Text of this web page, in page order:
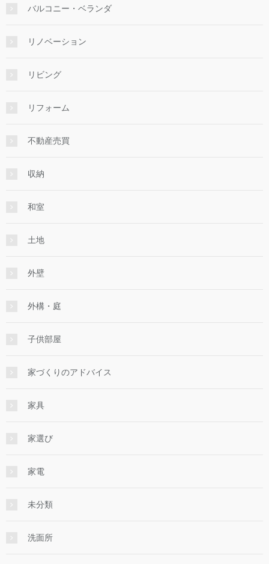
バルコニー・ベランダ
リノベーション
リビング
リフォーム
不動産売買
収納
和室
土地
外壁
外構・庭
子供部屋
家づくりのアドバイス
家具
家選び
家電
未分類
洗面所